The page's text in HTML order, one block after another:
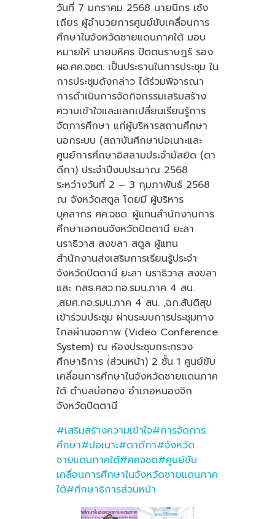
วันที่ 7 มกราคม 2568 นายนิกร เซ้ง
เถียร ผู้อำนวยการศูนย์ขับเคลื่อนการ
ศึกษาในจังหวัดชายแดนภาคใต้ มอบ
หมายให้ นายมหิศร ปัตตนราษฎร์ รอง
ผอ.ศค.จชต. เป็นประธานในการประชุม ใน
การประชุมดังกล่าว ได้ร่วมพิจารณา
การดำเนินการจัดกิจกรรมเสริมสร้าง
ความเข้าใจและแลกเปลี่ยนเรียนรู้การ
จัดการศึกษา แก่ผู้บริหารสถานศึกษา
นอกระบบ (สถาบันศึกษาปอเนาะและ
ศูนย์การศึกษาอิสลามประจำมัสยิด (ตา
ดีกา) ประจำปีงบประมาณ 2568
ระหว่างวันที่ 2 – 3 กุมภาพันธ์ 2568
ณ จังหวัดสตูล โดยมี ผู้บริหาร
บุคลากร ศค.จชต. ผู้แทนสำนักงานการ
ศึกษาเอกชนจังหวัดปัตตานี ยะลา
นราธิวาส สงขลา สตูล ผู้แทน
สำนักงานส่งเสริมการเรียนรู้ประจำ
จังหวัดปัตตานี ยะลา นราธิวาส สงขลา
และ กสธ.ศสว.กอ.รมน.ภาค 4 สน.
,สยศ.กอ.รมน.ภาค 4 สน. ,ฉก.สันติสุข
เข้าร่วมประชุม ผ่านระบบการประชุมทาง
ไกลผ่านจอภาพ (Video Conference
System) ณ ห้องประชุมกระทรวง
ศึกษาธิการ (่ส่วนหน้า) 2 ชั้น 1 ศูนย์ขับ
เคลื่อนการศึกษาในจังหวัดชายแดนภาค
ใต้ ตำบลบ่อทอง อำเภอหนองจิก
จังหวัดปัตตานี
#เสริมสร้างความเข้าใจ#การจัดการ
ศึกษา#ปอเนาะ#ตาดีกา#จังหวัด
ชายแดนภาคใต้#ศคจชต#ศูนย์ขับ
เคลื่อนการศึกษาในจังหวัดชายแดนภาค
ใต้#ศึกษาธิการส่วนหน้า